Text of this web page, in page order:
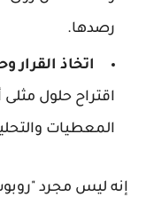
رصدها.
اتخاذ
اقتراح حلول
المعطيات
إنه ليس مجرد